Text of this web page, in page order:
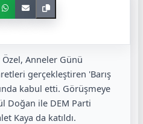
Özel, Anneler Günü
gerçekleştiren 'Barış
kabul etti. Görüşmeye
Doğan ile DEM Parti
Kaya da katıldı.